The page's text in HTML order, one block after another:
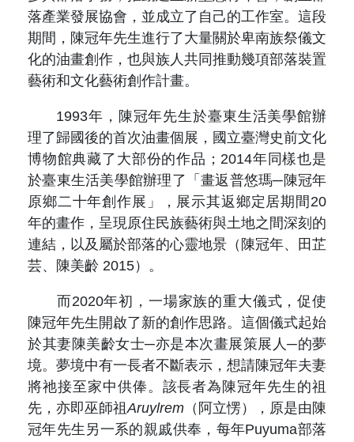
期刊查詢
落產業發展協會，並成立了自己的工作室。這段
期間，陳冠年先生進行了大量關於卑南族祭儀文
化的油畫創作，也與族人共同推動幾項部落裝置
藝術和文化藝術創作計畫。
1993年，陳冠年先生於臺東生活美學館辦
理了歸國後的首次油畫個展，國立臺灣史前文化
博物館典藏了大部份的作品；2014年同樣也是
於臺東生活美學館辦理了「畫返普悠瑪─陳冠年
原鄉二十年創作展」，展示其返鄉定居期間20
年的畫作，呈現原住民族藝術與土地之間深刻的
連結，以及屬於部落的心靈地景（陳冠年、田芷
芸、陳美齡 2015）。
而2020年初，一場家族的重大儀式，促使
陳冠年先生開啟了新的創作思路。這個儀式起始
於其妻陳美齡女士─亦是本次畫展策展人─的夢
境。夢境中有一長者不斷表示，想請陳冠年夫妻
將祂接至家中供俸。該長者為陳冠年先生的祖
先，亦即巫師祖Aruylrem （阿立愣），原是由陳
冠年先生另一系的親戚供奉，每年Puyuma部落